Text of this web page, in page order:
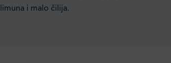
limuna i malo čilija.